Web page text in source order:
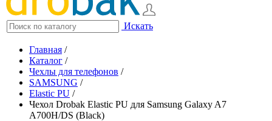
Искать
Главная /
Каталог /
Чехлы для телефонов /
SAMSUNG /
Elastic PU /
Чехол Drobak Elastic PU для Samsung Galaxy A7
A700H/DS (Black)